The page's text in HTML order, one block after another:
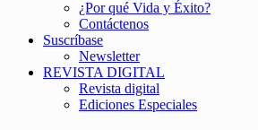
¿Por qué Vida y Éxito?
Contáctenos
Suscríbase
Newsletter
REVISTA DIGITAL
Revista digital
Ediciones Especiales